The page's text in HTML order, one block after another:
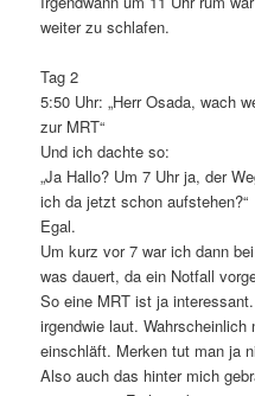
weiter zu schlafen.
Tag 2
5:50 Uhr: „Herr Osada, wach
zur MRT“
Und ich dachte so:
„Ja Hallo? Um 7 Uhr ja, der
ich da jetzt schon aufstehen?“
Egal.
Um kurz vor 7 war ich dann
was dauert, da ein Notfall
So eine MRT ist ja
irgendwie laut.
einschläft. Merken tut man ja
Also auch das hinter mich